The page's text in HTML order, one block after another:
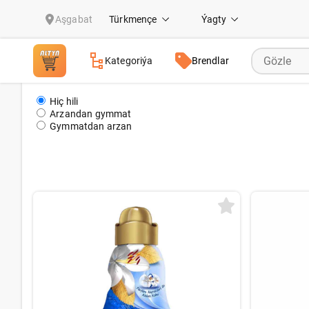
Aşgabat Türkmençe Ýagty
Kategoriýa Brendlar
Hiç hili
Arzandan gymmat
Gymmatdan arzan